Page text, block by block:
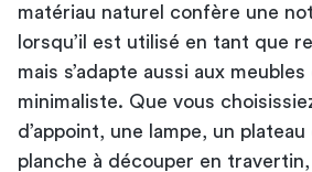
matériau naturel confère une
lorsqu’il est utilisé en tant que
mais s’adapte aussi aux
minimaliste. Que vous
d’appoint, une lampe, un
planche à découper en